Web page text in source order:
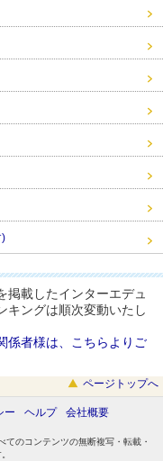
)
掲載したインターエデュ
キングは順次変動いたし
係者様は、こちらよりご
ページトップへ
ー ヘルプ 会社概要
のコンテンツの無断複写・転載・